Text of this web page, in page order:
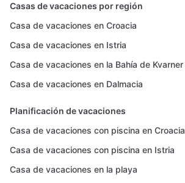
Casas de vacaciones por región
Casa de vacaciones en Croacia
Casa de vacaciones en Istria
Casa de vacaciones en la Bahía de Kvarner
Casa de vacaciones en Dalmacia
Planificación de vacaciones
Casa de vacaciones con piscina en Croacia
Casa de vacaciones con piscina en Istria
Casa de vacaciones en la playa